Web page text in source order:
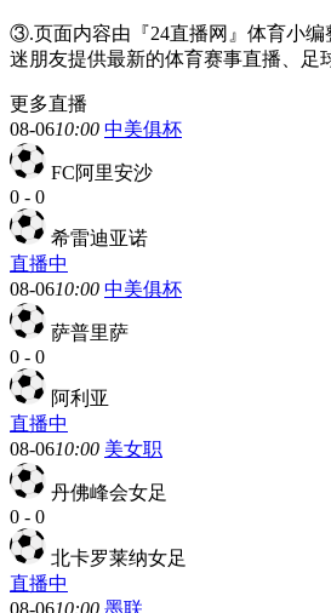
③.页面内容由『24直播网』体育小编
迷朋友提供最新的体育赛事直播、足
更多直播
08-0610:00 中美俱杯
FC阿里安沙
0 - 0
希雷迪亚诺
直播中
08-0610:00 中美俱杯
萨普里萨
0 - 0
阿利亚
直播中
08-0610:00 美女职
丹佛峰会女足
0 - 0
北卡罗莱纳女足
直播中
08-0610:00 墨联